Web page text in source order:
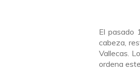
El pasado
cabeza,
Vallecas.
ordena